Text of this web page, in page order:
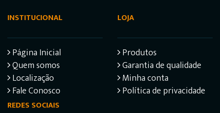
INSTITUCIONAL
Página Inicial
Quem somos
Localização
Fale Conosco
LOJA
Produtos
Garantia de qualidade
Minha conta
Política de privacidade
REDES SOCIAIS